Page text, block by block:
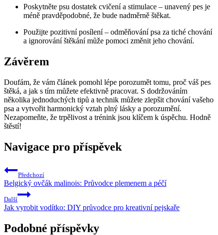
Poskytněte psu dostatek cvičení a stimulace – unavený pes je
méně pravděpodobné, že bude nadměrně štěkat.
Použijte pozitivní posílení – odměňování psa za tiché chování
a ignorování štěkání může pomoci změnit jeho chování.
Závěrem
Doufám, že vám článek pomohl lépe porozumět tomu, proč váš pes
štěká, a jak s tím můžete efektivně pracovat. S dodržováním
několika jednoduchých tipů a technik můžete zlepšit chování vašeho
psa a vytvořit harmonický vztah plný lásky a porozumění.
Nezapomeňte, že trpělivost a trénink jsou klíčem k úspěchu. Hodně
štěstí!
Navigace pro příspěvek
Předchozí
Belgický ovčák malinois: Průvodce plemenem a péčí
Další
Jak vyrobit vodítko: DIY průvodce pro kreativní pejskaře
Podobné příspěvky